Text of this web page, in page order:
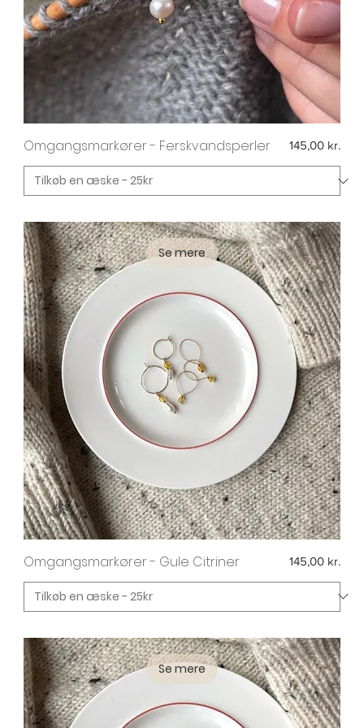
Omgangsmarkører - Ferskvandsperler Pris
145,00 kr.
Se mere
Omgangsmarkører - Gule Citriner Pris
145,00 kr.
Se mere